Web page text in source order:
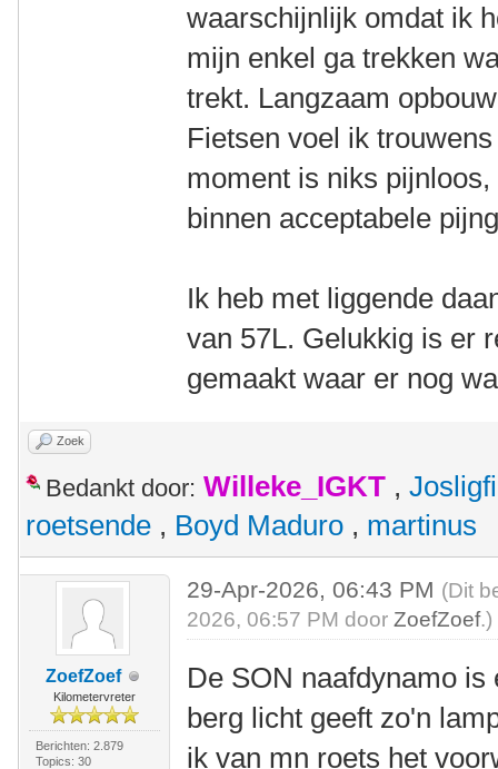
waarschijnlijk omdat ik
mijn enkel ga trekken
trekt. Langzaam
Fietsen voel ik
moment is niks
binnen acceptabele
Ik heb met liggende
van 57L. Gelukkig is er
gemaakt waar er nog
Zoek
Bedankt door: Willeke_IGKT ,
roetsende , Boyd Maduro , martinus
ZoefZoef
Kilometervreter
Berichten: 2.879
Topics: 30
29-Apr-2026, 06:43 PM (Dit
2026, 06:57 PM doorZoefZoef.)
De SON naafdynamo
berg licht geeft zo'n
ik van mn roets het